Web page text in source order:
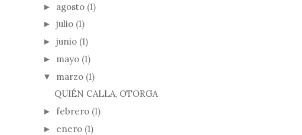
► agosto (1)
► julio (1)
► junio (1)
► mayo (1)
▼ marzo (1)
QUIÉN CALLA, OTORGA
► febrero (1)
► enero (1)